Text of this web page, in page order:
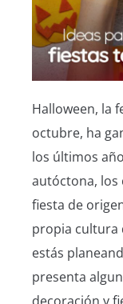
Halloween, la
octubre, ha
los últimos
autóctona, los
fiesta de
propia cultura
estás
presenta